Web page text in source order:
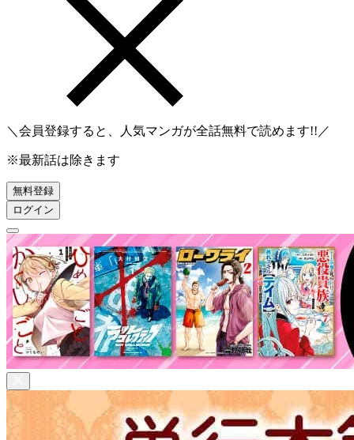
＼会員登録すると、人気マンガが全話無料で読めます!!／
※最新話は除きます
無料登録
ログイン